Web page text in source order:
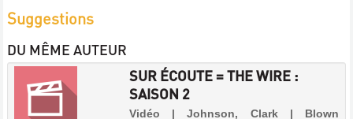
Suggestions
DU MÊME AUTEUR
SUR ÉCOUTE = THE WIRE :
SAISON 2
Vidéo | Johnson, Clark | Blown